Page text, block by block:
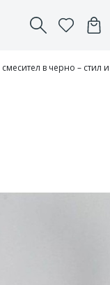
смесител в черно – стил